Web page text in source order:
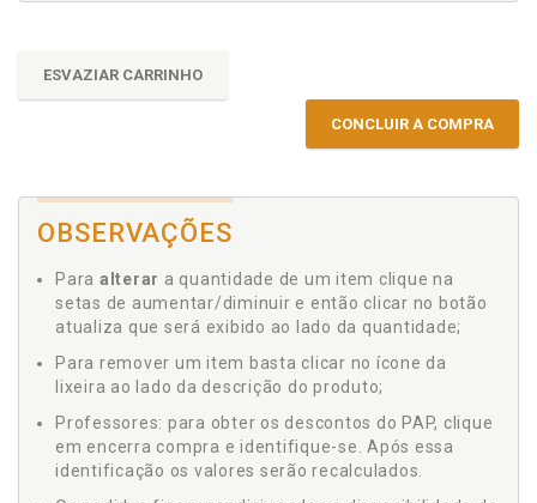
ESVAZIAR CARRINHO
CONCLUIR A COMPRA
OBSERVAÇÕES
Para alterar a quantidade de um item clique na
setas de aumentar/diminuir e então clicar no botão
atualiza que será exibido ao lado da quantidade;
Para remover um item basta clicar no ícone da
lixeira ao lado da descrição do produto;
Professores: para obter os descontos do PAP, clique
em encerra compra e identifique-se. Após essa
identificação os valores serão recalculados.